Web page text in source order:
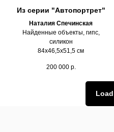
Из серии "Автопортрет"
Наталия Спечинская
Найденные объекты, гипс,
силикон
84х46,5х51,5 см
200 000 р.